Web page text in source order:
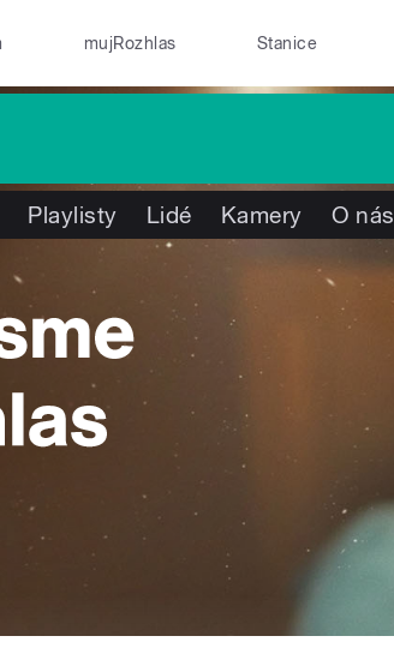
mujRozhlas Stanice
Playlisty Lidé Kamery O nás